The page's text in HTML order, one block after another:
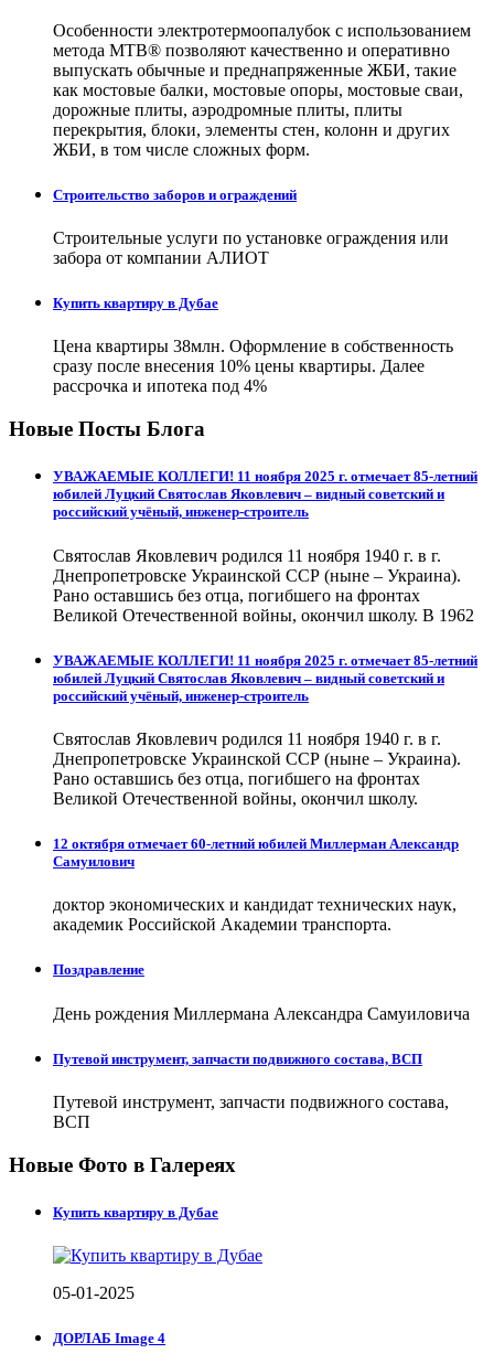
Особенности электротермоопалубок с использованием
метода МТВ® позволяют качественно и оперативно
выпускать обычные и преднапряженные ЖБИ, такие
как мостовые балки, мостовые опоры, мостовые сваи,
дорожные плиты, аэродромные плиты, плиты
перекрытия, блоки, элементы стен, колонн и других
ЖБИ, в том числе сложных форм.
Строительство заборов и ограждений
Строительные услуги по установке ограждения или
забора от компании АЛИОТ
Купить квартиру в Дубае
Цена квартиры 38млн. Оформление в собственность
сразу после внесения 10% цены квартиры. Далее
рассрочка и ипотека под 4%
Новые Посты Блога
УВАЖАЕМЫЕ КОЛЛЕГИ! 11 ноября 2025 г. отмечает 85-летний
юбилей Луцкий Святослав Яковлевич – видный советский и
российский учёный, инженер-строитель
Святослав Яковлевич родился 11 ноября 1940 г. в г.
Днепропетровске Украинской ССР (ныне – Украина).
Рано оставшись без отца, погибшего на фронтах
Великой Отечественной войны, окончил школу. В 1962
УВАЖАЕМЫЕ КОЛЛЕГИ! 11 ноября 2025 г. отмечает 85-летний
юбилей Луцкий Святослав Яковлевич – видный советский и
российский учёный, инженер-строитель
Святослав Яковлевич родился 11 ноября 1940 г. в г.
Днепропетровске Украинской ССР (ныне – Украина).
Рано оставшись без отца, погибшего на фронтах
Великой Отечественной войны, окончил школу.
12 октября отмечает 60-летний юбилей Миллерман Александр
Самуилович
доктор экономических и кандидат технических наук,
академик Российской Академии транспорта.
Поздравление
День рождения Миллермана Александра Самуиловича
Путевой инструмент, запчасти подвижного состава, ВСП
Путевой инструмент, запчасти подвижного состава,
ВСП
Новые Фото в Галереях
Купить квартиру в Дубае
05-01-2025
ДОРЛАБ Image 4